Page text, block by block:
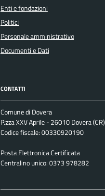
Enti e fondazioni
Politici
Personale amministrativo
Documenti e Dati
CONTATTI
Comune di Dovera
P.zza XXV Aprile - 26010 Dovera (CR)
Codice fiscale: 00330920190
Posta Elettronica Certificata
Centralino unico: 0373 978282